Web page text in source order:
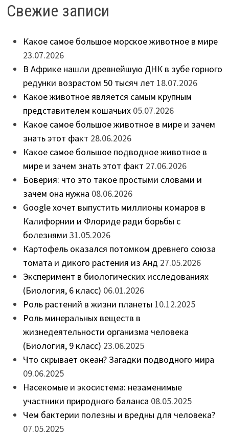
Свежие записи
Какое самое большое морское животное в мире
23.07.2026
В Африке нашли древнейшую ДНК в зубе горного
редунки возрастом 50 тысяч лет 18.07.2026
Какое животное является самым крупным
представителем кошачьих 05.07.2026
Какое самое большое животное в мире и зачем
знать этот факт 28.06.2026
Какое самое большое подводное животное в
мире и зачем знать этот факт 27.06.2026
Боверия: что это такое простыми словами и
зачем она нужна 08.06.2026
Google хочет выпустить миллионы комаров в
Калифорнии и Флориде ради борьбы с
болезнями 31.05.2026
Картофель оказался потомком древнего союза
томата и дикого растения из Анд 27.05.2026
Эксперимент в биологических исследованиях
(Биология, 6 класс) 06.01.2026
Роль растений в жизни планеты 10.12.2025
Роль минеральных веществ в
жизнедеятельности организма человека
(Биология, 9 класс) 23.06.2025
Что скрывает океан? Загадки подводного мира
09.06.2025
Насекомые и экосистема: незаменимые
участники природного баланса 08.05.2025
Чем бактерии полезны и вредны для человека?
07.05.2025